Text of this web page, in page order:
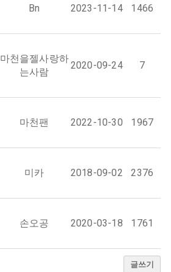
Bn 2023-11-14 1466
마천을젤사랑하
는사람
2020-09-24 7
마천팬 2022-10-30 1967
미카 2018-09-02 2376
손오공 2020-03-18 1761
글쓰기